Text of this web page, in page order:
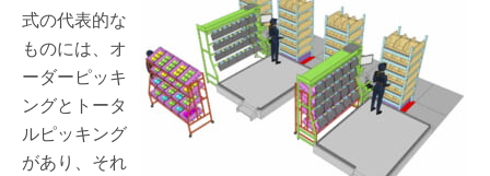
式の代表的な
ものには、オ
ーダーピッキ
ングとトータ
ルピッキング
があり、それ